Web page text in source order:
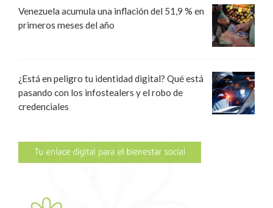
Venezuela acumula una inflación del 51,9 % en
primeros meses del año
¿Está en peligro tu identidad digital? Qué está
pasando con los infostealers y el robo de
credenciales